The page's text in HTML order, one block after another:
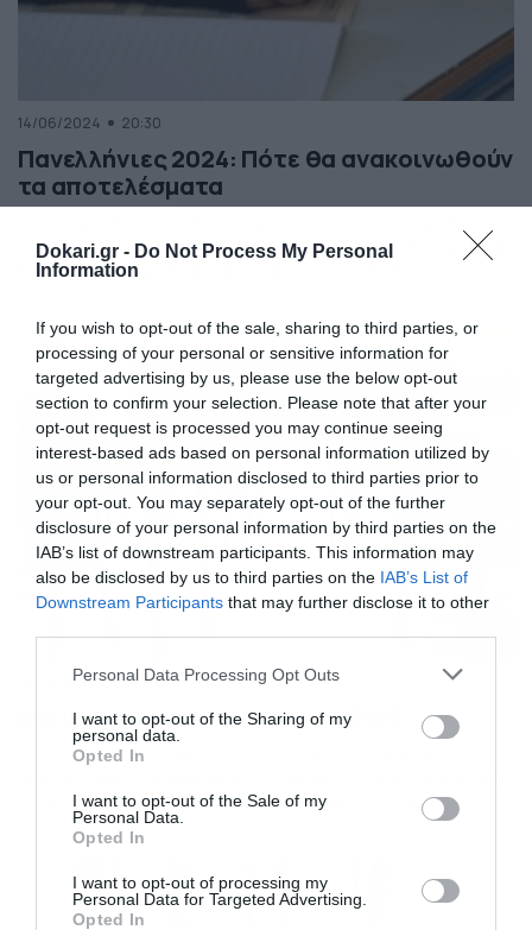
Dokari.gr - Do Not Process My Personal
Information
If you wish to opt-out of the sale, sharing to third parties, or
processing of your personal or sensitive information for
targeted advertising by us, please use the below opt-out
section to confirm your selection. Please note that after your
opt-out request is processed you may continue seeing
interest-based ads based on personal information utilized by
us or personal information disclosed to third parties prior to
your opt-out. You may separately opt-out of the further
disclosure of your personal information by third parties on the
IAB’s list of downstream participants. This information may
also be disclosed by us to third parties on the IAB’s List of
Downstream Participants that may further disclose it to other
Please note that this website/app uses one or more Google
not limited to your visit or usage behaviour. You may click to
grant or deny consent to Google and its third-party tags to
use your data for below specified purposes in below Google
consent section.
Personal Data Processing Opt Outs
I want to opt-out of the Sharing of my
personal data.
Opted In
I want to opt-out of the Sale of my
Personal Data.
Opted In
I want to opt-out of processing my
Personal Data for Targeted Advertising.
Opted In
14/06/2024 20:30
Πανελλήνιες 2024: Πότε θα ανακοινωθούν
τα αποτελέσματα
των ΓΕΛ καθώς την Δευτέρα θα ολοκληρωθούν και για τα
ΕΠΑΛ. Όλοι οι μαθητές περιμένουν τα αποτελέσματα
στα ΕΠΑΛ η σκυτάλη δίνεται στους υποψηφίους που
εξετάζονται σε Ειδικά και Μουσικά Μαθήματα καθώς
και Αγωνίσματα για την εισαγωγή στα ΤΕΦΑΑ. […]
14/06/2024 20:00
Κλείνουν τα σχολεία σήμερα 14/6
Τελευταία μέρα σήμερα 14/6 στο σχολείο για τους
για καλοκαίρι τα δημοτικά και τα νηπιαγωγεία και
ολοκληρώνονται και οι προαγωγικές εξετάσεις στα
λύκεια, για την Α’ και Β’ τάξη. Για τις Πανελλήνιες, οι
υποψήφιοι των ΕΠΑΛ συνεχίζουν σήμερα τις εξετάσεις
τους – και συγκεκριμένα στα μαθήματα: Τεχνολογία […]